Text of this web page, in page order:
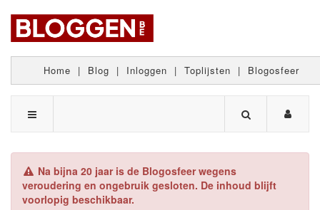
Home | Blog | Inloggen | Toplijsten | Blogosfeer
Na bijna 20 jaar is de Blogosfeer wegens
veroudering en ongebruik gesloten. De inhoud blijft
voorlopig beschikbaar.